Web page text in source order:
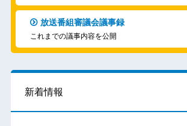
放送番組審議会議事録
これまでの議事内容を公開
新着情報